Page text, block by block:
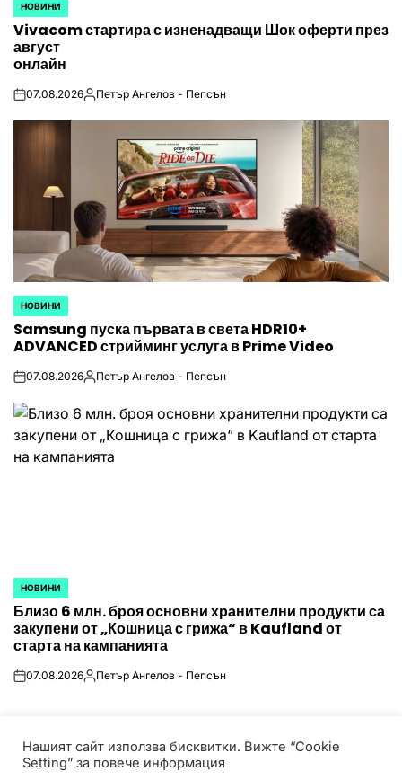
POSTED
IN
НОВИНИ
Vivacom стартира с изненадващи Шок оферти през
август
онлайн
on07.08.2026PostedПетър Ангелов - Пепсън
POSTED
IN
НОВИНИ
Samsung пуска първата в света HDR10+
ADVANCED стрийминг услуга в Prime Video
on07.08.2026PostedПетър Ангелов - Пепсън
POSTED
IN
НОВИНИ
Близо 6 млн. броя основни хранителни продукти са
закупени от „Кошница с грижа“ в Kaufland от
старта на кампанията
on07.08.2026PostedПетър Ангелов - Пепсън
© Всички права запазени! HotPressBG е част от P
Нашият сайт използва бисквитки. Вижте “Cookie
Setting” за повече информация